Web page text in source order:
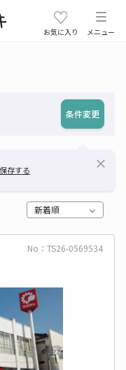
お気に入り メニュー
条件変更
存する close
新着順
No：TS26-0569534